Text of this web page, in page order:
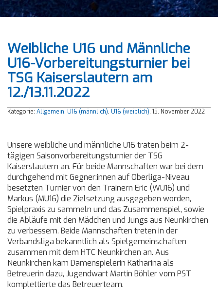
Weibliche U16 und Männliche
U16-Vorbereitungsturnier bei
TSG Kaiserslautern am
12./13.11.2022
Kategorie: Allgemein, U16 (männlich), U16 (weiblich), 15. November 2022
Unsere weibliche und männliche U16 traten beim 2-
tägigen Saisonvorbereitungsturnier der TSG
Kaiserslautern an. Für beide Mannschaften war bei dem
durchgehend mit Gegner:innen auf Oberliga-Niveau
besetzten Turnier von den Trainern Eric (WU16) und
Markus (MU16) die Zielsetzung ausgegeben worden,
Spielpraxis zu sammeln und das Zusammenspiel, sowie
die Abläufe mit den Mädchen und Jungs aus Neunkirchen
zu verbessern. Beide Mannschaften treten in der
Verbandsliga bekanntlich als Spielgemeinschaften
zusammen mit dem HTC Neunkirchen an. Aus
Neunkirchen kam Damenspielerin Katharina als
Betreuerin dazu, Jugendwart Martin Böhler vom PST
komplettierte das Betreuerteam.